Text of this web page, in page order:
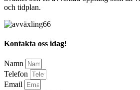
och tidplan.
Kontakta oss idag!
Namn
Telefon
Email